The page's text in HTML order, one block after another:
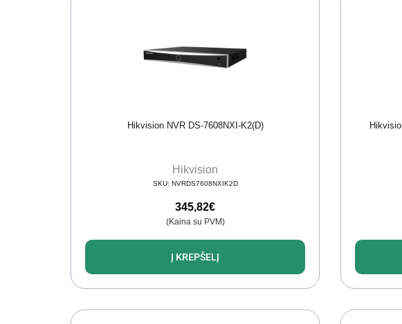
Hikvision NVR DS-7608NXI-K2(D)
Hikvision
SKU: NVRDS7608NXIK2D
345,82€
(Kaina su PVM)
Į KREPŠELĮ